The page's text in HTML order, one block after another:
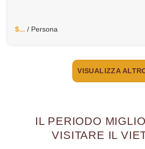
$... / Persona
VISUALIZZA
IL PERIODO
VISITARE IL